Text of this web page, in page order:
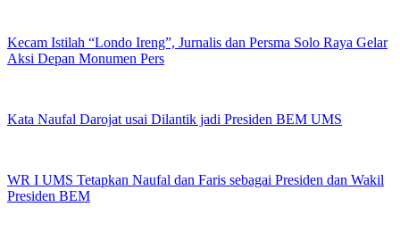
Kecam Istilah “Londo Ireng”, Jurnalis dan Persma Solo Raya Gelar
Aksi Depan Monumen Pers
Kata Naufal Darojat usai Dilantik jadi Presiden BEM UMS
WR I UMS Tetapkan Naufal dan Faris sebagai Presiden dan Wakil
Presiden BEM